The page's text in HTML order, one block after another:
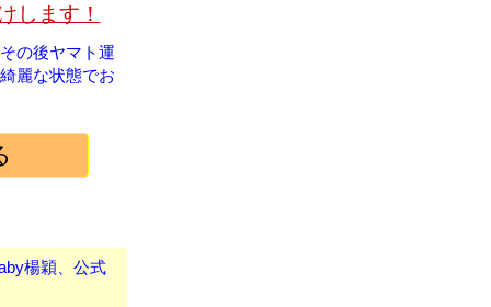
します！
の後ヤマト運
麗な状態でお
楊穎、公式